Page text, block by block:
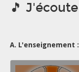
🎵 J'écoute
A. L'enseignement :